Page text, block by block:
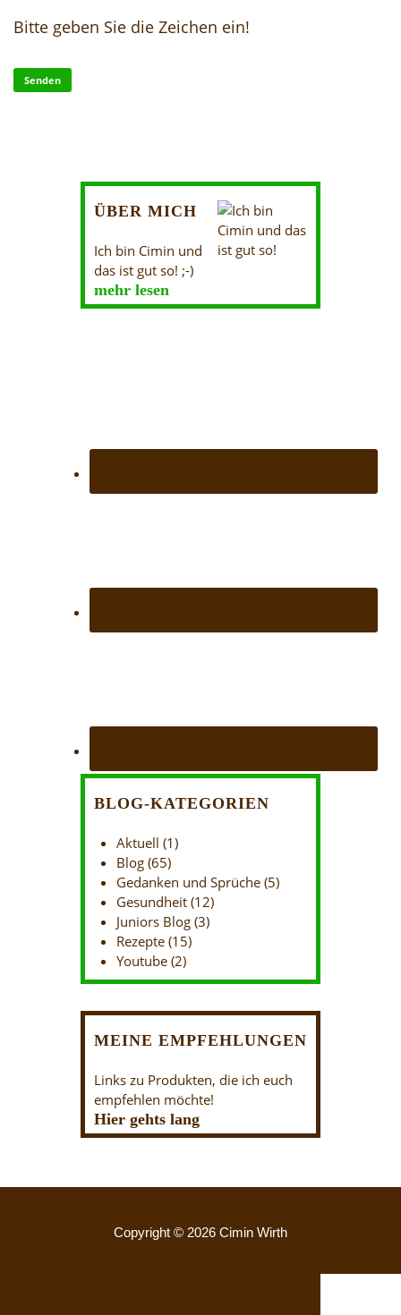
Bitte geben Sie die Zeichen ein!
ÜBER MICH
Ich bin Cimin und
das ist gut so! ;-)
mehr lesen
BLOG-KATEGORIEN
Aktuell (1)
Blog (65)
Gedanken und Sprüche (5)
Gesundheit (12)
Juniors Blog (3)
Rezepte (15)
Youtube (2)
MEINE EMPFEHLUNGEN
Links zu Produkten, die ich euch
empfehlen möchte!
Hier gehts lang
Copyright © 2026 Cimin Wirth